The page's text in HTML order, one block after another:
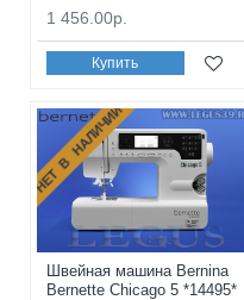
1 456.00р.
Купить
НЕТ В НАЛИЧИИ
Швейная машина Bernina
Bernette Chicago 5 *14495*